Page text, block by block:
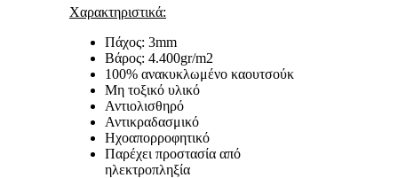
Χαρακτηριστικά:
Πάχος: 3mm
Βάρος: 4.400gr/m2
100% ανακυκλωμένο καουτσούκ
Μη τοξικό υλικό
Αντιολισθηρό
Αντικραδασμικό
Ηχοαπορροφητικό
Παρέχει προστασία από
ηλεκτροπληξία